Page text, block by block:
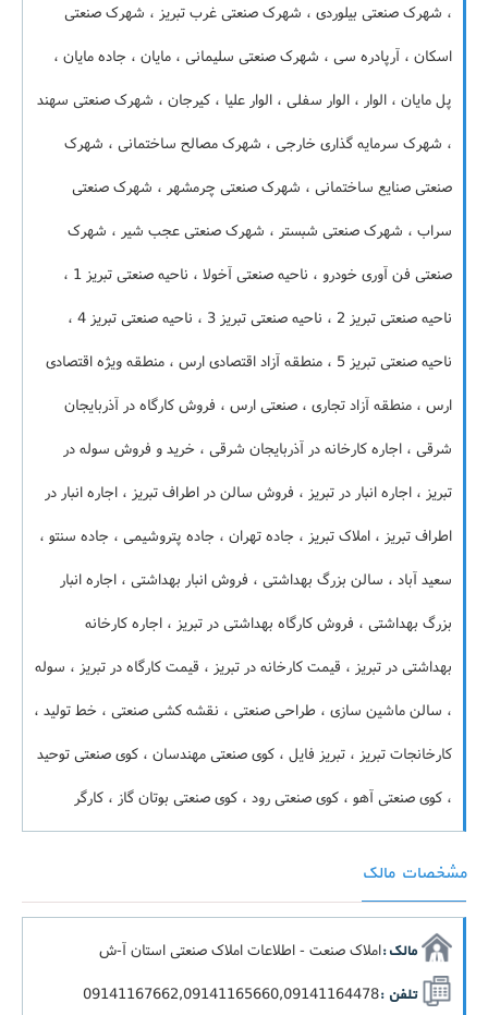
، شهرک صنعتی بیلوردی ، شهرک صنعتی غرب تبریز ، شهرک صنعتی
اسکان ، آرپادره سی ، شهرک صنعتی سلیمانی ، مایان ، جاده مایان ،
پل مایان ، الوار ، الوار سفلی ، الوار علیا ، کیرجان ، شهرک صنعتی سهند
، شهرک سرمایه گذاری خارجی ، شهرک مصالح ساختمانی ، شهرک
صنعتی صنایع ساختمانی ، شهرک صنعتی چرمشهر ، شهرک صنعتی
سراب ، شهرک صنعتی شبستر ، شهرک صنعتی عجب شیر ، شهرک
صنعتی فن آوری خودرو ، ناحیه صنعتی آخولا ، ناحیه صنعتی تبریز 1 ،
ناحیه صنعتی تبریز 2 ، ناحیه صنعتی تبریز 3 ، ناحیه صنعتی تبریز 4 ،
ناحیه صنعتی تبریز 5 ، منطقه آزاد اقتصادی ارس ، منطقه ویژه اقتصادی
ارس ، منطقه آزاد تجاری ، صنعتی ارس ، فروش کارگاه در آذربایجان
شرقی ، اجاره کارخانه در آذربایجان شرقی ، خرید و فروش سوله در
تبریز ، اجاره انبار در تبریز ، فروش سالن در اطراف تبریز ، اجاره انبار در
اطراف تبریز ، املاک تبریز ، جاده تهران ، جاده پتروشیمی ، جاده سنتو ،
سعید آباد ، سالن بزرگ بهداشتی ، فروش انبار بهداشتی ، اجاره انبار
بزرگ بهداشتی ، فروش کارگاه بهداشتی در تبریز ، اجاره کارخانه
بهداشتی در تبریز ، قیمت کارخانه در تبریز ، قیمت کارگاه در تبریز ، سوله
، سالن ماشین سازی ، طراحی صنعتی ، نقشه کشی صنعتی ، خط تولید ،
کارخانجات تبریز ، تبریز فایل ، کوی صنعتی مهندسان ، کوی صنعتی توحید
، کوی صنعتی آهو ، کوی صنعتی رود ، کوی صنعتی بوتان گاز ، کارگر
مشخصات مالک
مالک :املاک صنعت - اطلاعات املاک صنعتی استان آ-ش
تلفن :09141167662,09141165660,09141164478